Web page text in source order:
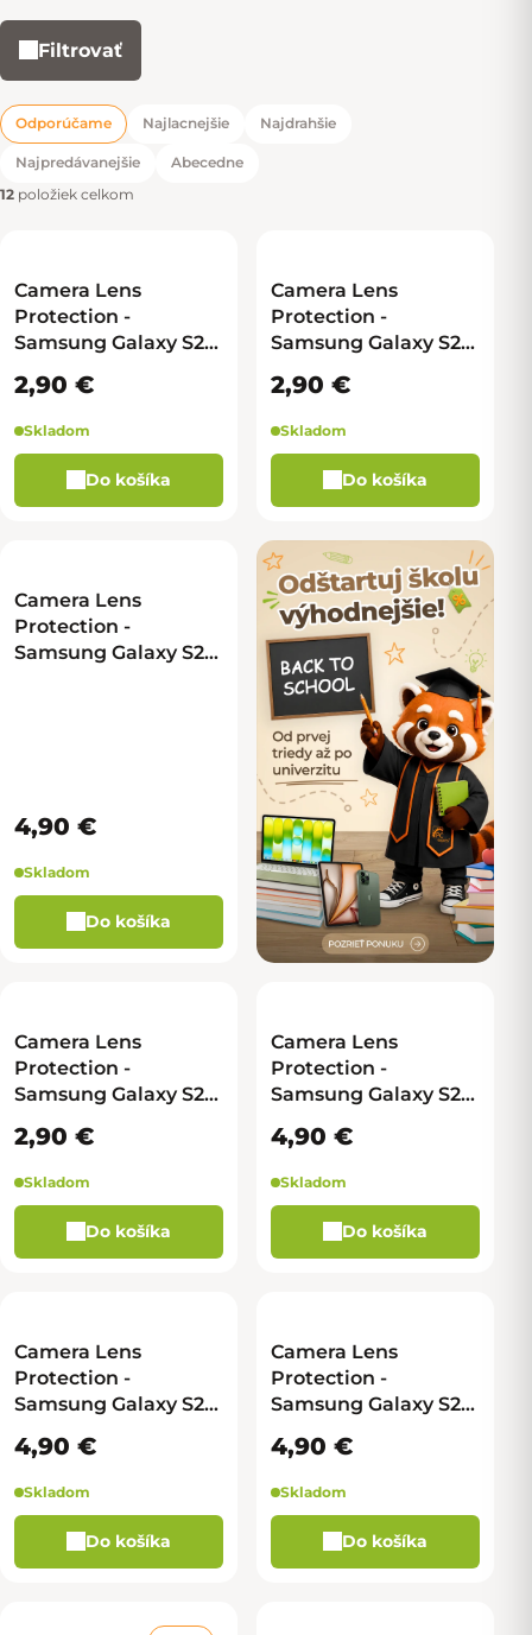
Filtrovať
Radenie produktov
Odporúčame Najlacnejšie Najdrahšie
Najpredávanejšie
Abecedne
12 položiek celkom
Výpis produktov
Camera Lens
Protection -
Samsung Galaxy S25
2,90 €
Skladom
Do košíka
Camera Lens
Protection -
Samsung Galaxy S25
malé
2,90 €
Skladom
Do košíka
Camera Lens
Protection -
Samsung Galaxy S25
4,90 €
Skladom
Do košíka
Camera Lens
Protection -
Samsung Galaxy S25
2,90 €
Skladom
Do košíka
Camera Lens
Protection -
Samsung Galaxy S25
4,90 €
Skladom
Do košíka
Camera Lens
Protection -
Samsung Galaxy S25
4,90 €
Skladom
Do košíka
Camera Lens
Protection -
Samsung Galaxy S25
veľké
4,90 €
Skladom
Do košíka